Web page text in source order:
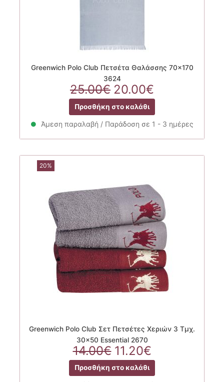
Greenwich Polo Club Πετσέτα Θαλάσσης 70×170
3624
25.00€ Original
price
was:
25.00€.
20.00€
τρέχουσα
τιμή
είναι:
20.00€.
Προσθήκη στο καλάθι
Άμεση παραλαβή / Παράδοση σε 1 - 3 ημέρες
20%
Greenwich Polo Club Σετ Πετσέτες Χεριών 3 Τμχ.
30×50 Essential 2670
14.00€ Original
price
was:
11.20€Η
τρέχουσα
τιμή
Προσθήκη στο καλάθι